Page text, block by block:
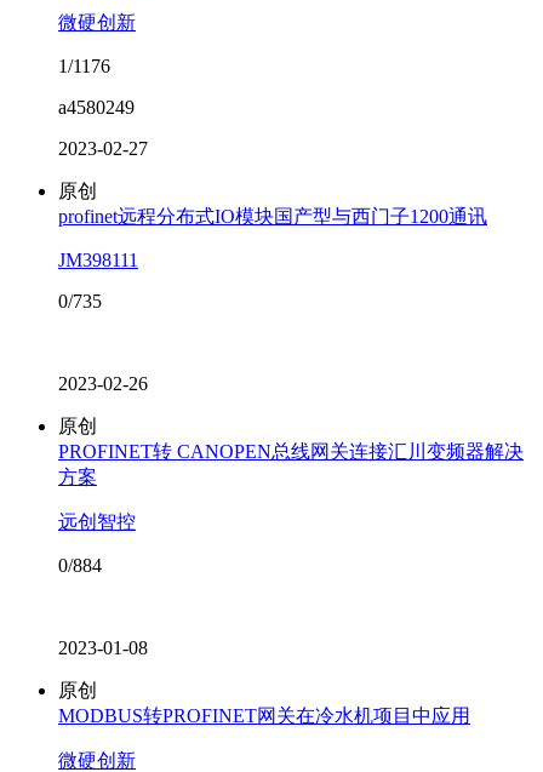
微硬创新
1/1176
a4580249
2023-02-27
原创
profinet远程分布式IO模块国产型与西门子1200通讯
JM398111
0/735
2023-02-26
原创
PROFINET转 CANOPEN总线网关连接汇川变频器解决
方案
远创智控
0/884
2023-01-08
原创
MODBUS转PROFINET网关在冷水机项目中应用
微硬创新